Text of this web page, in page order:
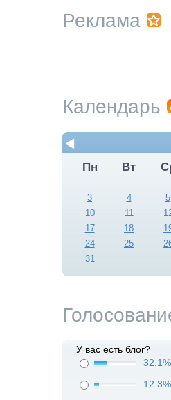
Реклама
Календарь
Пн
Вт
3
4 5
10
11
17
18
24
25
31
У вас есть блог?
32.1%
12.3%